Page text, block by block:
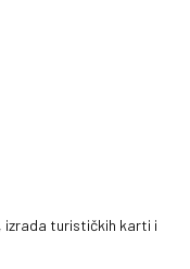
izrada turističkih karti i